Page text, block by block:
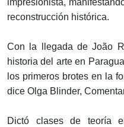
impresionista,
reconstrucción histórica.
Con la llegada de João
historia del arte en
los primeros brotes en la
dice Olga Blinder,
Dictó clases de teoría